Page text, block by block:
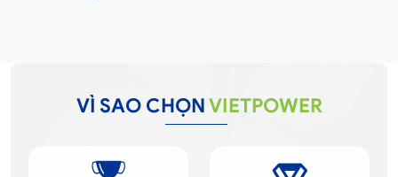
VÌ SAO CHỌNVIETPOWER